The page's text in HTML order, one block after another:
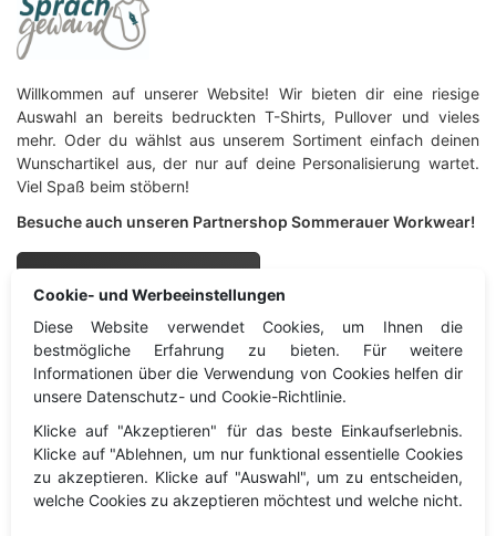
Cookie- und Werbeeinstellungen
Diese Website verwendet Cookies, um Ihnen die
bestmögliche Erfahrung zu bieten. Für weitere
Informationen über die Verwendung von Cookies helfen dir
unsere Datenschutz- und Cookie-Richtlinie.
Klicke auf "Akzeptieren" für das beste Einkaufserlebnis.
Klicke auf "Ablehnen, um nur funktional essentielle Cookies
zu akzeptieren. Klicke auf "Auswahl", um zu entscheiden,
welche Cookies zu akzeptieren möchtest und welche nicht.
Willkommen auf unserer Website! Wir bieten dir eine riesige
Auswahl an bereits bedruckten T-Shirts, Pullover und vieles
mehr. Oder du wählst aus unserem Sortiment einfach deinen
Wunschartikel aus, der nur auf deine Personalisierung wartet.
Viel Spaß beim stöbern!
Besuche auch unseren Partnershop Sommerauer Workwear!
Sommerauer Workwear
Sprachgewand
Information
Kontakt
Information
Impressum
Datenschutz
Widerruf
Cookies